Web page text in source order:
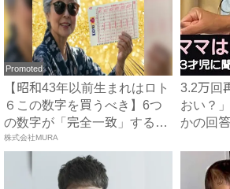
Promoted
【昭和43年以前生まれはロト
６この数字を買うべき】6つ
の数字が「完全一致」する
方...
株式会社MURA
3.2万回
おい？
かの回